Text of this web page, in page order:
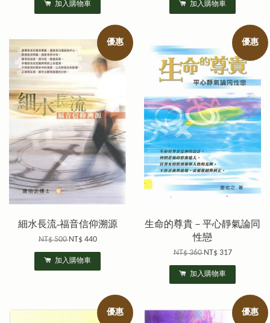
加入購物車 加入購物車
優惠
細水長流-福音信仰溯源
NT$ 500NT$ 440
加入購物車
優惠
生命的尊貴－平心靜氣論同
性戀
NT$ 360NT$ 317
加入購物車
優惠 優惠